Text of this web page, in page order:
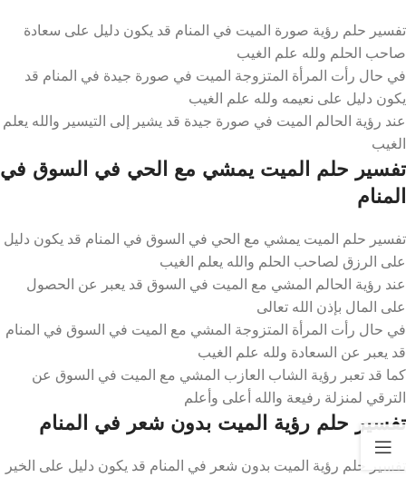
تفسير حلم رؤية صورة الميت في المنام قد يكون دليل على سعادة
صاحب الحلم ولله علم الغيب
في حال رأت المرأة المتزوجة الميت في صورة جيدة في المنام قد
يكون دليل على نعيمه ولله علم الغيب
عند رؤية الحالم الميت في صورة جيدة قد يشير إلى التيسير والله يعلم
الغيب
تفسير حلم الميت يمشي مع الحي في السوق في
المنام
تفسير حلم الميت يمشي مع الحي في السوق في المنام قد يكون دليل
على الرزق لصاحب الحلم والله يعلم الغيب
عند رؤية الحالم المشي مع الميت في السوق قد يعبر عن الحصول
على المال بإذن الله تعالى
في حال رأت المرأة المتزوجة المشي مع الميت في السوق في المنام
قد يعبر عن السعادة ولله علم الغيب
كما قد تعبر رؤية الشاب العازب المشي مع الميت في السوق عن
الترقي لمنزلة رفيعة والله أعلى وأعلم
تفسير حلم رؤية الميت بدون شعر في المنام
تفسير حلم رؤية الميت بدون شعر في المنام قد يكون دليل على الخير